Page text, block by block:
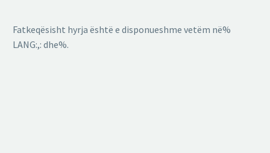
Fatkeqësisht hyrja është e disponueshme vetëm në%
LANG:,: dhe%.